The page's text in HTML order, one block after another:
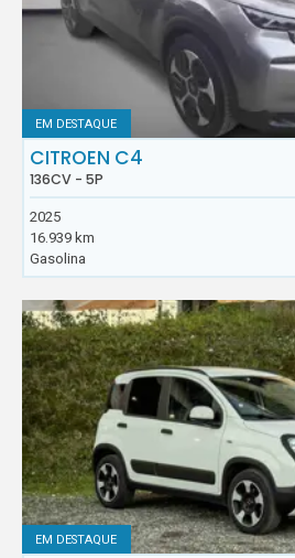
EM DESTAQUE
CITROEN C4
136CV - 5P
2025
16.939 km
Gasolina
EM DESTAQUE